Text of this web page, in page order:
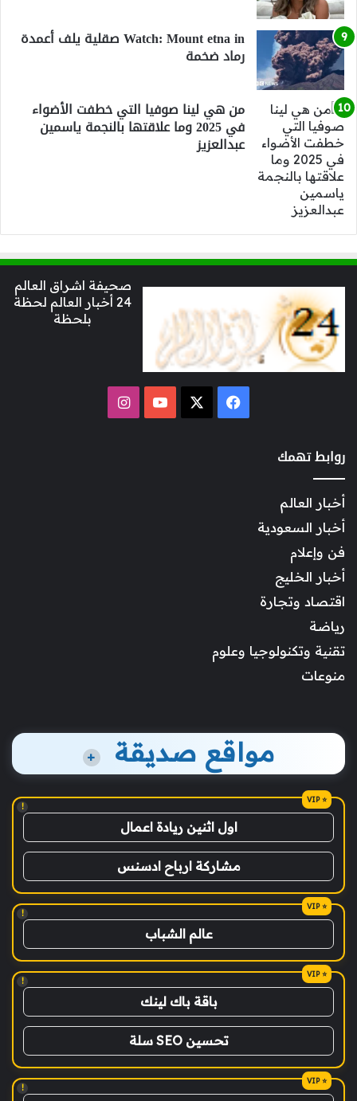
Watch: Mount etna in صقلية يلف أعمدة
رماد ضخمة
من هي لينا صوفيا التي خطفت الأضواء
في 2025 وما علاقتها بالنجمة ياسمين
عبدالعزيز
صحيفة اشراق العالم
24 أخبار العالم لحظة
بلحظة
فيسبوك ‫YouTubeانستقرام
روابط تهمك
أخبار العالم
أخبار السعودية
فن وإعلام
أخبار الخليج
اقتصاد وتجارة
رياضة
تقنية وتكنولوجيا وعلوم
منوعات
مواقع صديقة +
!
اول اثنين ريادة اعمال
مشاركة ارباح ادسنس
!
عالم الشباب
!
باقة باك لينك
تحسين SEO سلة
!